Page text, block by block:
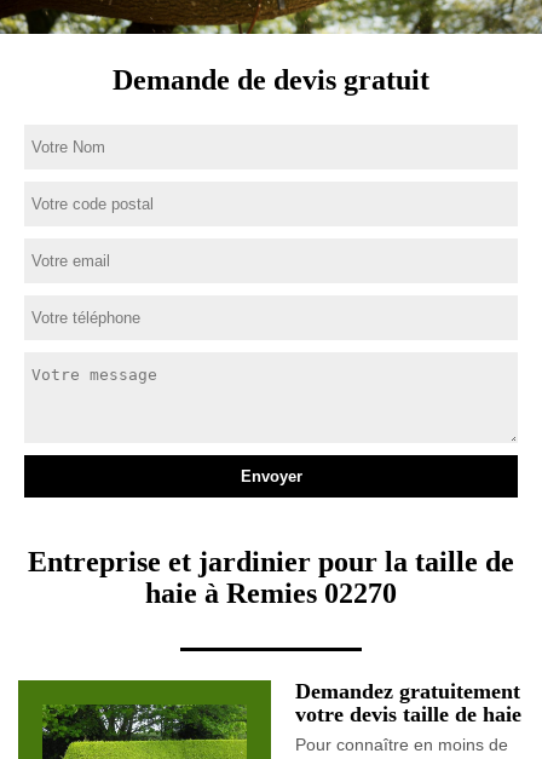
Demande de devis gratuit
Entreprise et jardinier pour la taille de
haie à Remies 02270
Demandez gratuitement
votre devis taille de haie
Pour connaître en moins de